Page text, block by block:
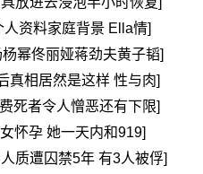
资料家庭背景 Ella情]
幂佟丽娅蒋劲夫黄子韬]
真相居然是这样 性与肉]
死者令人憎恶还有下限]
怀孕 她一天内和919]
质遭囚禁5年 有3人被俘]